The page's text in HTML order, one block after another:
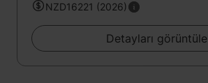
NZD16221 (2026)
Detayları görüntüle